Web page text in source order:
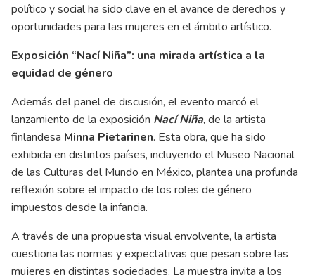
político y social ha sido clave en el avance de derechos y
oportunidades para las mujeres en el ámbito artístico.
Exposición “Nací Niña”: una mirada artística a la
equidad de género
Además del panel de discusión, el evento marcó el
lanzamiento de la exposición Nací Niña, de la artista
finlandesa Minna Pietarinen. Esta obra, que ha sido
exhibida en distintos países, incluyendo el Museo Nacional
de las Culturas del Mundo en México, plantea una profunda
reflexión sobre el impacto de los roles de género
impuestos desde la infancia.
A través de una propuesta visual envolvente, la artista
cuestiona las normas y expectativas que pesan sobre las
mujeres en distintas sociedades. La muestra invita a los